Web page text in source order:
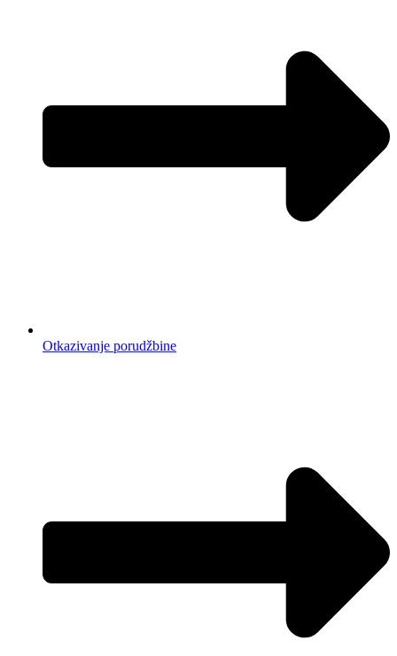
Otkazivanje porudžbine